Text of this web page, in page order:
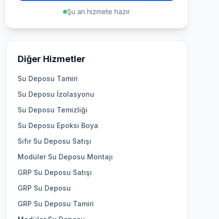
Şu an hizmete hazır
Diğer Hizmetler
Su Deposu Tamiri
Su Deposu İzolasyonu
Su Deposu Temizliği
Su Deposu Epoksi Boya
Sıfır Su Deposu Satışı
Modüler Su Deposu Montajı
GRP Su Deposu Satışı
GRP Su Deposu
GRP Su Deposu Tamiri